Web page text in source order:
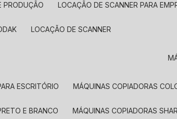
PRODUÇÃO LOCAÇÃO DE SCANNER PARA
LOCAÇÃO DE SCANNER
ESCRITÓRIO MÁQUINAS COPIADORAS
E BRANCO MÁQUINAS COPIADORAS